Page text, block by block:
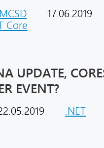
17.06.2019
Core
UPDATE,
EVENT?
.NET